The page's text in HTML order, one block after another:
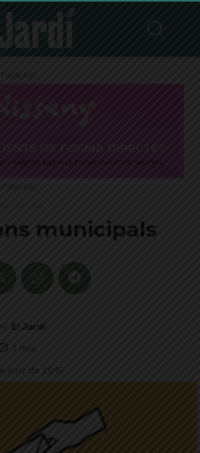
Publicitat
Publicitat
municipals
El Jardí
1 min.
juny de 2015